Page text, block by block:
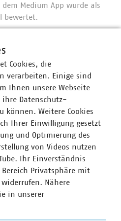
Medium App wurde als
bewertet.
und den Preisträgern
e. V. (VKU)
und
in den Bereichen
Abfallwirtschaft sowie
283.000 Beschäftigten
von 123 Milliarden Euro
13 Milliarden Euro investiert.
die VKU-
Marktanteile in
Strom 62
Cookies, die
verarbeiten. Einige sind
Ihnen unsere Webseite
Datenschutz-
können. Weitere Cookies
Ihrer Einwilligung gesetzt
und Optimierung des
von Videos nutzen
Ihr Einverständnis
Privatsphäre mit
Nähere
in unserer